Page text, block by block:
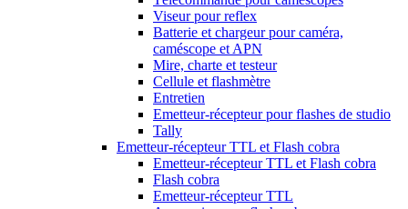
Viseur pour reflex
Batterie et chargeur pour caméra,
caméscope et APN
Mire, charte et testeur
Cellule et flashmètre
Entretien
Emetteur-récepteur pour flashes de studio
Tally
Emetteur-récepteur TTL et Flash cobra
Emetteur-récepteur TTL et Flash cobra
Flash cobra
Emetteur-récepteur TTL